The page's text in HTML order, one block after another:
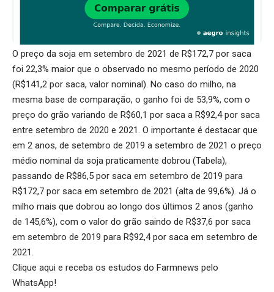
O preço da soja em setembro de 2021 de R$172,7 por saca
foi 22,3% maior que o observado no mesmo período de 2020
(R$141,2 por saca, valor nominal). No caso do milho, na
mesma base de comparação, o ganho foi de 53,9%, com o
preço do grão variando de R$60,1 por saca a R$92,4 por saca
entre setembro de 2020 e 2021. O importante é destacar que
em 2 anos, de setembro de 2019 a setembro de 2021 o preço
médio nominal da soja praticamente dobrou (Tabela),
passando de R$86,5 por saca em setembro de 2019 para
R$172,7 por saca em setembro de 2021 (alta de 99,6%). Já o
milho mais que dobrou ao longo dos últimos 2 anos (ganho
de 145,6%), com o valor do grão saindo de R$37,6 por saca
em setembro de 2019 para R$92,4 por saca em setembro de
2021.
Clique aqui e receba os estudos do Farmnews pelo
WhatsApp!